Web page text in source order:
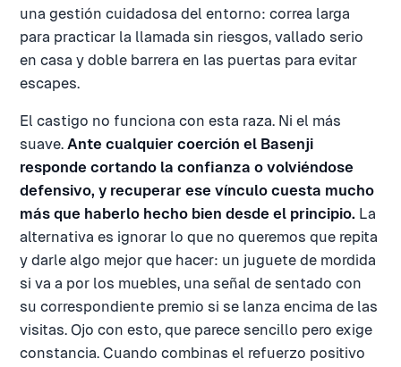
una gestión cuidadosa del entorno: correa larga
para practicar la llamada sin riesgos, vallado serio
en casa y doble barrera en las puertas para evitar
escapes.
El castigo no funciona con esta raza. Ni el más
suave. Ante cualquier coerción el Basenji
responde cortando la confianza o volviéndose
defensivo, y recuperar ese vínculo cuesta mucho
más que haberlo hecho bien desde el principio. La
alternativa es ignorar lo que no queremos que repita
y darle algo mejor que hacer: un juguete de mordida
si va a por los muebles, una señal de sentado con
su correspondiente premio si se lanza encima de las
visitas. Ojo con esto, que parece sencillo pero exige
constancia. Cuando combinas el refuerzo positivo